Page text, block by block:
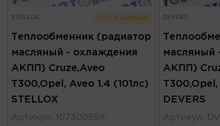
STELLOX Нет в наличии
Теплообменник (радиатор
масляный - охлаждения
АКПП) Cruze,Aveo
T300,Opel, Aveo 1.4 (101лс)
STELLOX
Артикул :
1073005SX
DEVERS
масляный
АКПП)
DEVERS
Артикул :